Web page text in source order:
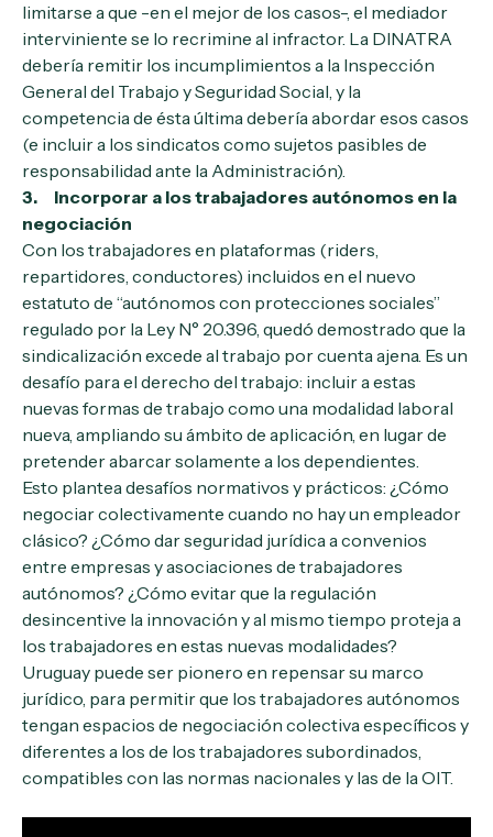
limitarse a que -en el mejor de los casos-, el mediador
interviniente se lo recrimine al infractor. La DINATRA
debería remitir los incumplimientos a la Inspección
General del Trabajo y Seguridad Social, y la
competencia de ésta última debería abordar esos casos
(e incluir a los sindicatos como sujetos pasibles de
responsabilidad ante la Administración).
3. Incorporar a los trabajadores autónomos en la
negociación
Con los trabajadores en plataformas (riders,
repartidores, conductores) incluidos en el nuevo
estatuto de “autónomos con protecciones sociales”
regulado por la Ley N° 20.396, quedó demostrado que la
sindicalización excede al trabajo por cuenta ajena. Es un
desafío para el derecho del trabajo: incluir a estas
nuevas formas de trabajo como una modalidad laboral
nueva, ampliando su ámbito de aplicación, en lugar de
pretender abarcar solamente a los dependientes.
Esto plantea desafíos normativos y prácticos: ¿Cómo
negociar colectivamente cuando no hay un empleador
clásico? ¿Cómo dar seguridad jurídica a convenios
entre empresas y asociaciones de trabajadores
autónomos? ¿Cómo evitar que la regulación
desincentive la innovación y al mismo tiempo proteja a
los trabajadores en estas nuevas modalidades?
Uruguay puede ser pionero en repensar su marco
jurídico, para permitir que los trabajadores autónomos
tengan espacios de negociación colectiva específicos y
diferentes a los de los trabajadores subordinados,
compatibles con las normas nacionales y las de la OIT.